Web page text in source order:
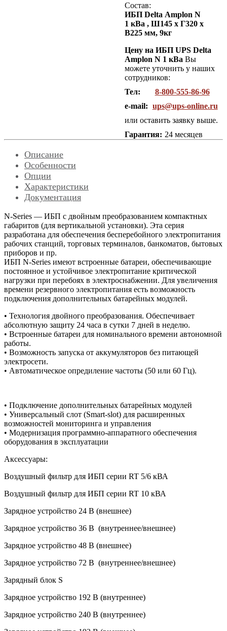
Состав:
ИБП Delta Amplon N
1 кВа , Ш145 х Г320 х
В225 мм, 9кг
Цену на ИБП UPS Delta
Amplon N 1 кВа Вы
можете уточнить у наших
сотрудников:
Тел:
8-800-555-86-96
e-mail: ups@ups-online.ru
или оставить заявку выше.
Гарантия: 24 месяцев
Описание
Особенности
Опции
Характеристики
Документация
N-Series — ИБП с двойным преобразованием компактных
габаритов (для вертикальной установки). Эта серия
разработана для обеспечения бесперебойного электропитания
рабочих станций, торговых терминалов, банкоматов, бытовых
приборов и пр.
ИБП N-Series имеют встроенные батареи, обеспечивающие
постоянное и устойчивое электропитание критической
нагрузки при перебоях в электроснабжении. Для увеличения
времени резервного электропитания есть возможность
подключения дополнительных батарейных модулей.
• Технология двойного преобразования. Обеспечивает
абсолютную защиту 24 часа в сутки 7 дней в неделю.
• Встроенные батареи для номинального времени автономной
работы.
• Возможность запуска от аккумуляторов без питающей
электросети.
• Автоматическое опредиление частоты (50 или 60 Гц).
• Подключение дополнительных батарейных модулей
• Универсальный слот (Smart-slot) для расширенных
возможностей мониторинга и управления
• Модернизация программно-аппаратного обеспечения
оборудования в эксплуатации
Аксессуары:
Воздушный фильтр для ИБП серии RT 5/6 кВА
Воздушный фильтр для ИБП серии RT 10 кВА
Зарядное устройство 24 В (внешнее)
Зарядное устройство 36 В (внутреннее/внешнее)
Зарядное устройство 48 В (внешнее)
Зарядное устройство 72 В (внутреннее/внешнее)
Зарядный блок S
Зарядное устройство 192 В (внутреннее)
Зарядное устройство 240 В (внутреннее)